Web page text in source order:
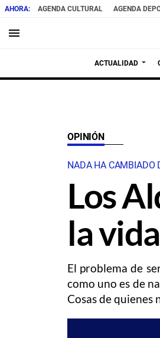
AGENDA CULTURAL AGENDA
menu
ACTUALIDAD
OPINIÓN
NADA HA CAMBIADO
Los
la vida
El problema de
como uno es de
Cosas de quienes